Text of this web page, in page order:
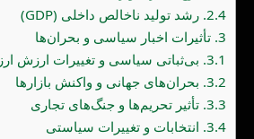
2.4. رشد تولید ناخالص داخلی (GDP)
3. تأثیرات اخبار سیاسی و بحران‌ها
3.1. بی‌ثباتی سیاسی و تغییرات ارزش ارز
3.2. بحران‌های جهانی و واکنش بازارها
3.3. تأثیر تحریم‌ها و جنگ‌های تجاری
3.4. انتخابات و تغییرات سیاستی